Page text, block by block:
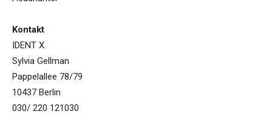
Kontakt
IDENT X
Sylvia Gellman
Pappelallee 78/79
10437 Berlin
030/ 220 121030